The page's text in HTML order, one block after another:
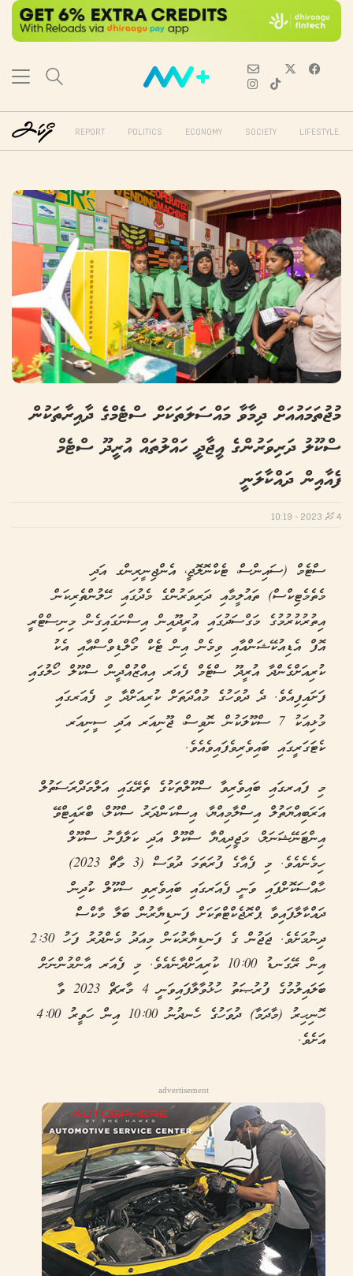
REPORT POLITICS ECONOMY SOCIETY LIFESTYLE
މުޖުތަމައުއަށް ދިމާވާ މައްސަލަތަކަށް ސްޓެމްގެ ދާއިރާތަކުން
ސްކޫލު ދަރިވަރުންގެ އީޖާދީ ހައްލުތައް އުރީދޫ ސްޓެމް
ފެއާއިން ދައްކާލަނީ
4 މާޗް 2023 - 10:19
ސްޓެމް (ސައިންސް، ޓެކްނޮލޮޖީ، އެންޖިނީރިންގ އަދި
މެތެމެޓިކްސް) ތައުލީމާއި ދަރިވަރުންގެ މެދުގައި ހޭލުންތެރިކަން
އިތުރުކުރުމުގެ މަގްސަދުގައި އުރީދޫއިން އިސްނަގައިގެން މިނިސްޓްރީ
އޮފް އެޑިއުކޭޝަންއާއި ވިމެން އިން ޓެކް މޯލްޑިވްސްއާއި އެކު
ކުރިއަށްގެންދާ އުރީދޫ ސްޓެމް ފެއަރ އިއްޒުއްދީން ސްކޫލް ހޯލުގައި
ފަށައިފިއެވެ. ދެ ދުވަހުގެ މުއްދަތަށް ކުރިއަށްދާ މި ފެއަރގައި
މުޅިއަކު 7 ސްކޫލަކުން ނޮވިސް، ޖޫނިއަރ އަދި ސީނިއަރ
ކެޓަގަރީގައި ބައިވެރިވެފައިވެއެވެ.
މި ފައރގައި ބައިވެރިވާ ސްކޫލްތަކުގެ ތެރޭގައި އަލްމަދްރަސަތުލް
އަރަބިއްޔަތުލް އިސްލާމިއްޔާ، އިސްކަންދަރު ސްކޫލް، ބްރައިޓްވޭ
އިންޓަނޭޝަނަލް، މަޖީދިއްޔާ ސްކޫލް އަދި ކަލާފާނު ސްކޫލް
ހިމެނެއެވެ. މި ފެއާގެ ފުރަތަމަ ދުވަސް (3 މާޗް 2023)
ހާއްސަކޮށްފައި ވަނީ ފެއަރގައި ބައިވެރިވި ސްކޫލް ކުދިން
ދައްކާލާފައިވާ ޕްރޮޖެކްޓްތަކަށް ފަނޑިޔާރުން ބަލާ މާކްސް
ދިނުމަށެވެ. ޖަޖުން ގެ ފަނޑިޔާރުކަން މިއަދު މެންދުރު ފަހު 2:30
އިން ރޭގަނޑު 10:00 ކުރިއަށްދާނެއެވެ. މި ފެއަރ އާންމުންނަށް
ބަލައިލުމުގެ ފުރުޞަތު ހުޅުވާލާފައިވަނީ 4 މާރޗް 2023 ވާ
ހޮނިހިރު (މާދަމާ) ދުވަހުގެ ހެނދުނު 10:00 އިން ހަވީރު 4:00
އަށެވެ.
advertisement